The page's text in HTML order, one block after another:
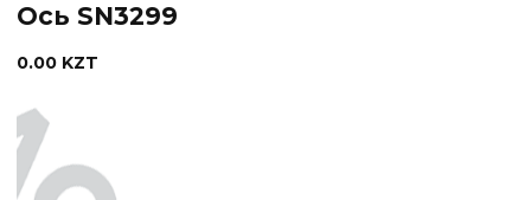
Ось SN3299
0.00 KZT